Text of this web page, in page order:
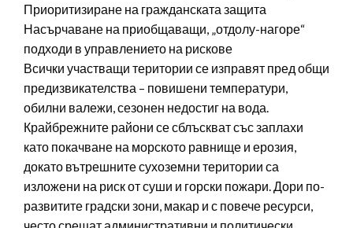
Приоритизиране на гражданската защита
Насърчаване на приобщаващи, „отдолу-нагоре“
подходи в управлението на рискове
Всички участващи територии се изправят пред общи
предизвикателства – повишени температури,
обилни валежи, сезонен недостиг на вода.
Крайбрежните райони се сблъскват със заплахи
като покачване на морското равнище и ерозия,
докато вътрешните сухоземни територии са
изложени на риск от суши и горски пожари. Дори по-
развитите градски зони, макар и с повече ресурси,